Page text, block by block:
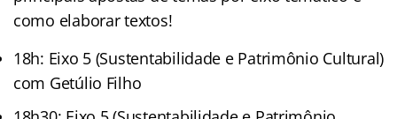
como elaborar textos!
18h: Eixo 5 (Sustentabilidade e Patrimônio Cultural)
com Getúlio Filho